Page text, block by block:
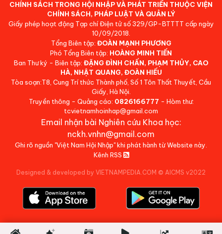
CHÍNH SÁCH TRONG HỘI NHẬP VÀ PHÁT TRIỂN THUỘC VIỆN
CHÍNH SÁCH, PHÁP LUẬT VÀ QUẢN LÝ
Giấy phép hoạt động Tạp chí Điện tử số 329/GP-BTTTT cấp ngày
10/09/2018.
Tổng Biên tập: ĐOÀN MẠNH PHƯƠNG
Phó Tổng Biên tập: HOÀNG MINH TIẾN
Ban Thư ký - Biên tập: ĐẶNG ĐÌNH CHẤN, PHẠM THỦY, CAO
HÀ, NHẬT QUANG, ĐOÀN HIẾU
Tòa soạn:T8, Cung Trí thức Thành phố, Số 1 Tôn Thất Thuyết, Cầu
Giấy, Hà Nội.
Truyền thông - Quảng cáo: 0826166777 - Hòm thư:
tcvietnamhoinhap@gmail.com
Email nhận bài Nghiên cứu Khoa học:
nckh.vnhn@gmail.com
Ghi rõ nguồn "Việt Nam Hội Nhập" khi phát hành từ Website này.
Kênh RSS
Designed & developed by VIETNAMPEDIA.COM © AICMS v2022